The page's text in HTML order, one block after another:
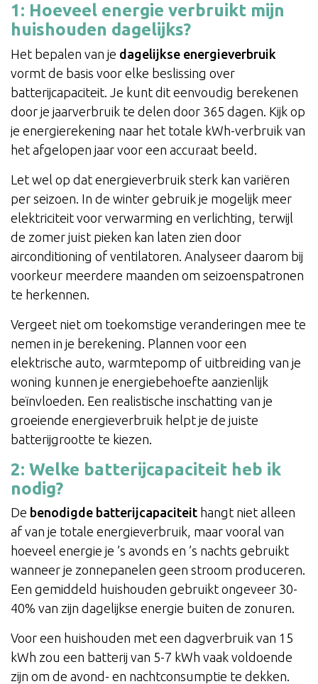
1: Hoeveel energie verbruikt mijn
huishouden dagelijks?
Het bepalen van je dagelijkse energieverbruik
vormt de basis voor elke beslissing over
batterijcapaciteit. Je kunt dit eenvoudig berekenen
door je jaarverbruik te delen door 365 dagen. Kijk op
je energierekening naar het totale kWh-verbruik van
het afgelopen jaar voor een accuraat beeld.
Let wel op dat energieverbruik sterk kan variëren
per seizoen. In de winter gebruik je mogelijk meer
elektriciteit voor verwarming en verlichting, terwijl
de zomer juist pieken kan laten zien door
airconditioning of ventilatoren. Analyseer daarom bij
voorkeur meerdere maanden om seizoenspatronen
te herkennen.
Vergeet niet om toekomstige veranderingen mee te
nemen in je berekening. Plannen voor een
elektrische auto, warmtepomp of uitbreiding van je
woning kunnen je energiebehoefte aanzienlijk
beïnvloeden. Een realistische inschatting van je
groeiende energieverbruik helpt je de juiste
batterijgrootte te kiezen.
2: Welke batterijcapaciteit heb ik
nodig?
De benodigde batterijcapaciteit hangt niet alleen
af van je totale energieverbruik, maar vooral van
hoeveel energie je ’s avonds en ’s nachts gebruikt
wanneer je zonnepanelen geen stroom produceren.
Een gemiddeld huishouden gebruikt ongeveer 30-
40% van zijn dagelijkse energie buiten de zonuren.
Voor een huishouden met een dagverbruik van 15
kWh zou een batterij van 5-7 kWh vaak voldoende
zijn om de avond- en nachtconsumptie te dekken.